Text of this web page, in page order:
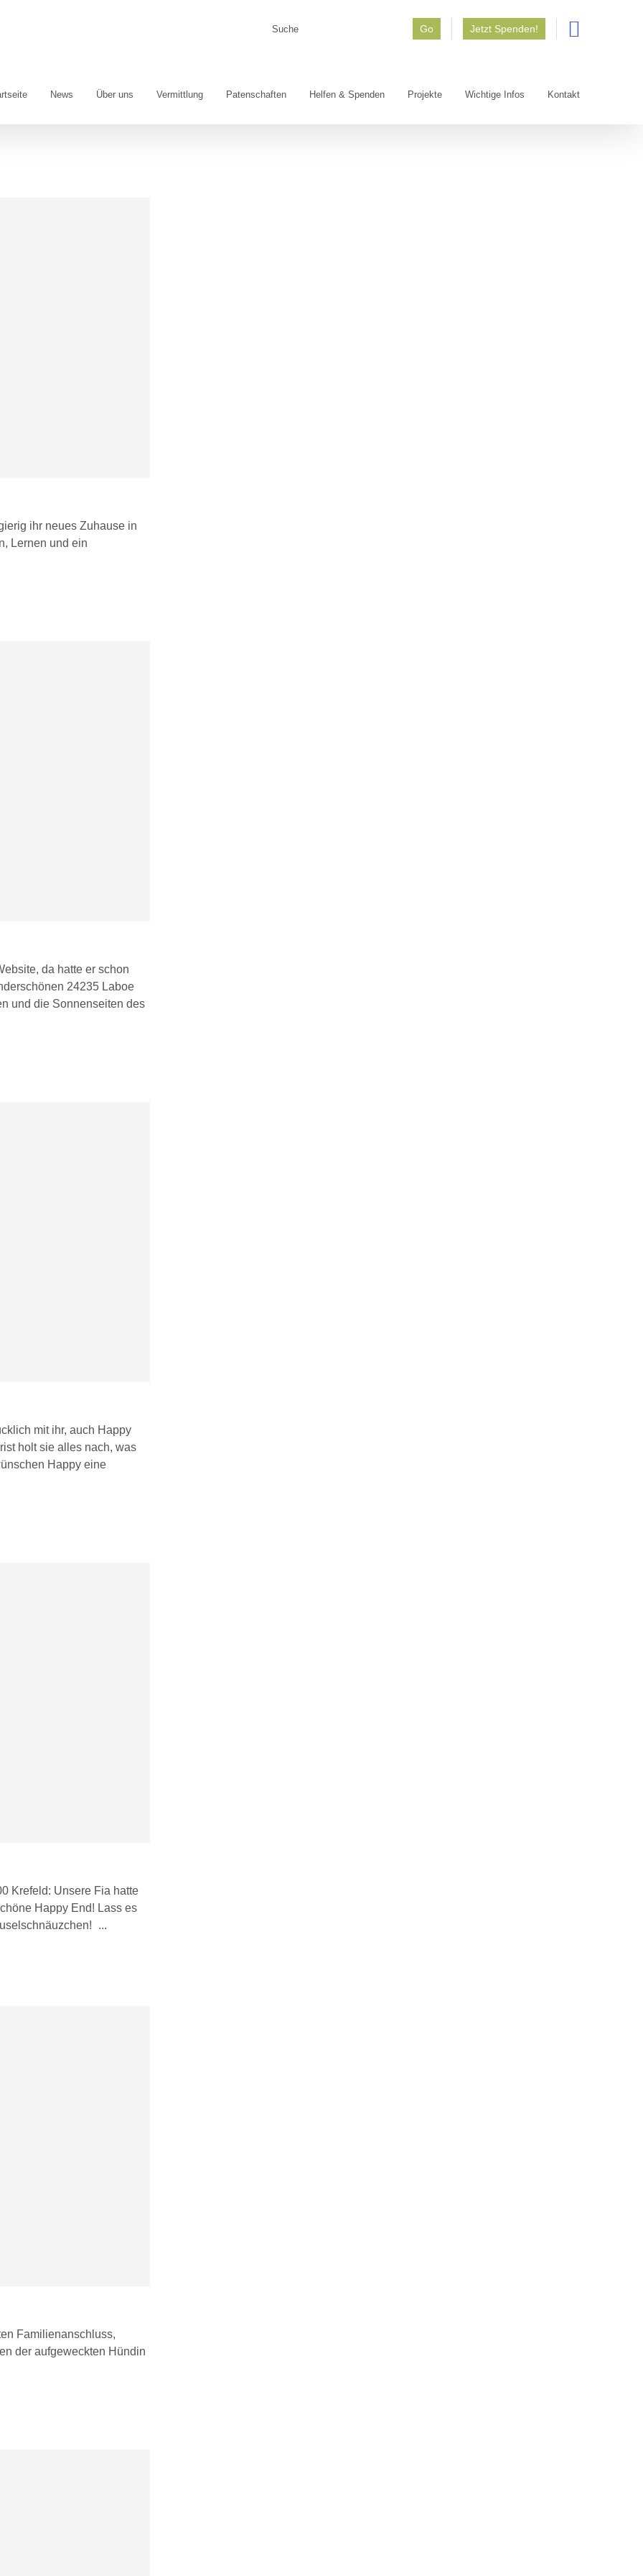
Go Jetzt Spenden!
News Über uns Vermittlung Patenschaften Helfen & Spenden Projekte Wichtige Infos Kontakt
ihr neues Zuhause in
Lernen und ein
da hatte er schon
24235 Laboe
und die Sonnenseiten des
mit ihr, auch Happy
holt sie alles nach, was
Happy eine
Krefeld: Unsere Fia hatte
Happy End! Lass es
Familienanschluss,
der aufgeweckten Hündin